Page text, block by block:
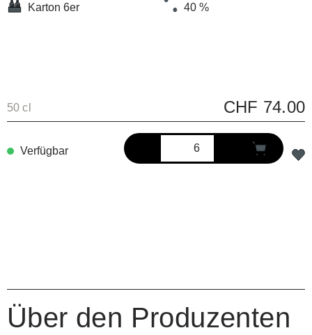
Karton 6er 40 %
50 cl CHF 74.00
Verfügbar
Über den Produzenten